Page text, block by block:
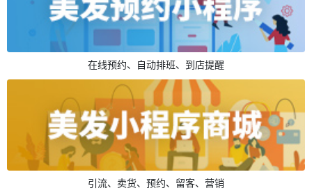
在线预约、自动排班、到店提醒
引流、卖货、预约、留客、营销